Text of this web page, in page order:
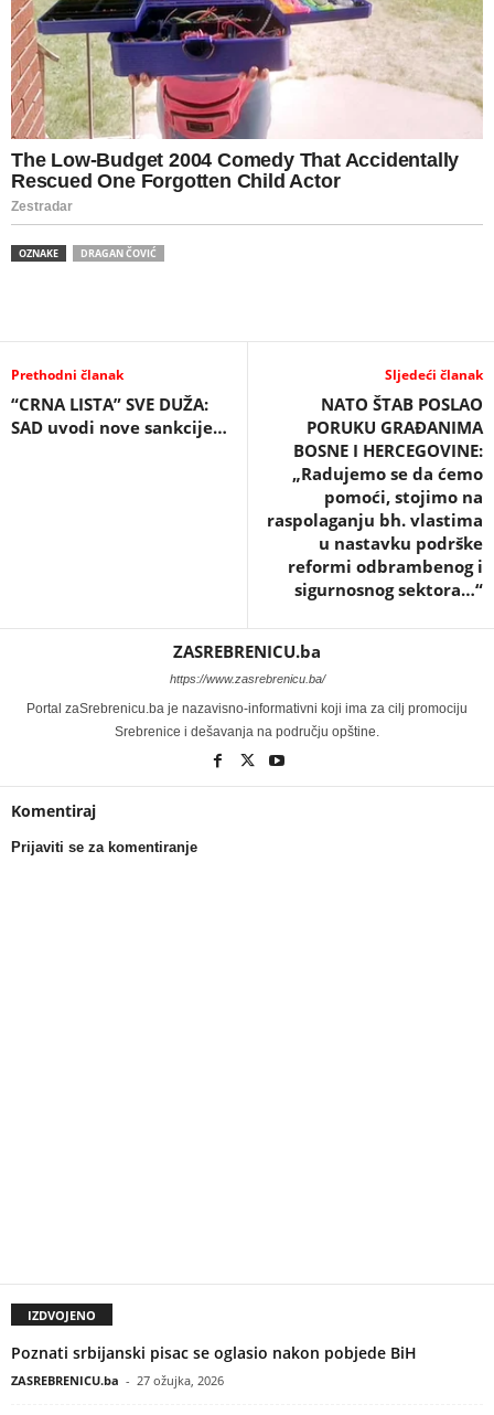
OZNAKE DRAGAN ČOVIĆ
Prethodni članak
“CRNA LISTA” SVE DUŽA:
SAD uvodi nove sankcije…
Sljedeći članak
NATO ŠTAB POSLAO
PORUKU GRAĐANIMA
BOSNE I HERCEGOVINE:
„Radujemo se da ćemo
pomoći, stojimo na
raspolaganju bh. vlastima
u nastavku podrške
reformi odbrambenog i
sigurnosnog sektora…“
ZASREBRENICU.ba
https://www.zasrebrenicu.ba/
Portal zaSrebrenicu.ba je nazavisno-informativni koji ima za cilj promociju
Srebrenice i dešavanja na području opštine.
Komentiraj
Prijaviti se za komentiranje
IZDVOJENO
Poznati srbijanski pisac se oglasio nakon pobjede BiH
ZASREBRENICU.ba - 27 ožujka, 2026